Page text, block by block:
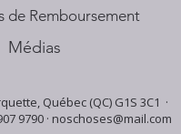
de Remboursement
Médias
Québec (QC) G1S 3C1 ·
9790· noschoses@mail.com